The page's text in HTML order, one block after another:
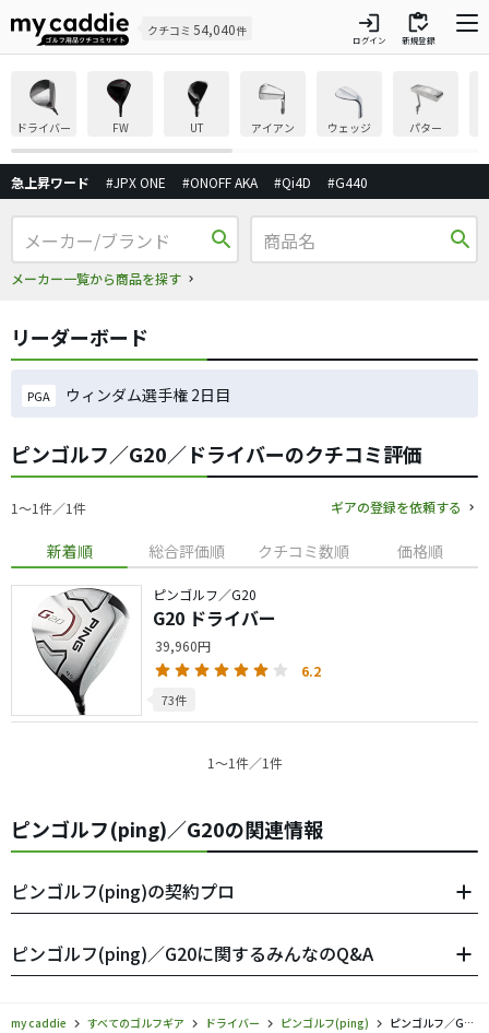
クチコミ 54,040件 login
ログイン
inventory
新規登録
ドライバー FW UT アイアン ウェッジ パター
急上昇ワード #JPX ONE #ONOFF AKA #Qi4D #G440
search
メーカー一覧から商品を探す
search
リーダーボード
PGA ウィンダム選手権 2日目
ピンゴルフ／G20／ドライバーのクチコミ評価
1〜1件／1件 ギアの登録を依頼する
新着順 総合評価順 クチコミ数順 価格順
ピンゴルフ／G20
G20 ドライバー
39,960円
6.2
73件
1〜1件／1件
ピンゴルフ(ping)／G20の関連情報
ピンゴルフ(ping)の契約プロ
ピンゴルフ(ping)／G20に関するみんなのQ&A
my caddie すべてのゴルフギア ドライバー ピンゴルフ(ping)
ピンゴルフ／G20／ドライバーの口コミ評価